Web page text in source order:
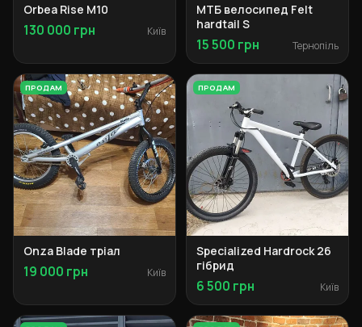
Orbea Rise M10
130 000 грн Київ
МТБ велосипед Felt
hardtail S
15 500 грн Тернопіль
ПРОДАМ
Onza Blade тріал
19 000 грн Київ
ПРОДАМ
Specialized Hardrock 26
гібрид
6 500 грн Київ